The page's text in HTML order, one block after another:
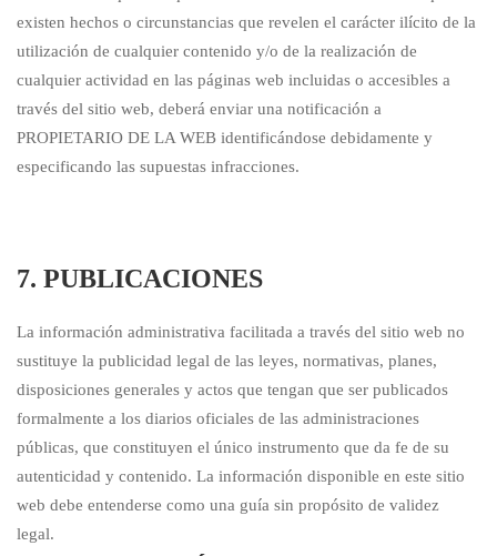
existen hechos o circunstancias que revelen el carácter ilícito de la
utilización de cualquier contenido y/o de la realización de
cualquier actividad en las páginas web incluidas o accesibles a
través del sitio web, deberá enviar una notificación a
PROPIETARIO DE LA WEB identificándose debidamente y
especificando las supuestas infracciones.
7. PUBLICACIONES
La información administrativa facilitada a través del sitio web no
sustituye la publicidad legal de las leyes, normativas, planes,
disposiciones generales y actos que tengan que ser publicados
formalmente a los diarios oficiales de las administraciones
públicas, que constituyen el único instrumento que da fe de su
autenticidad y contenido. La información disponible en este sitio
web debe entenderse como una guía sin propósito de validez
legal.